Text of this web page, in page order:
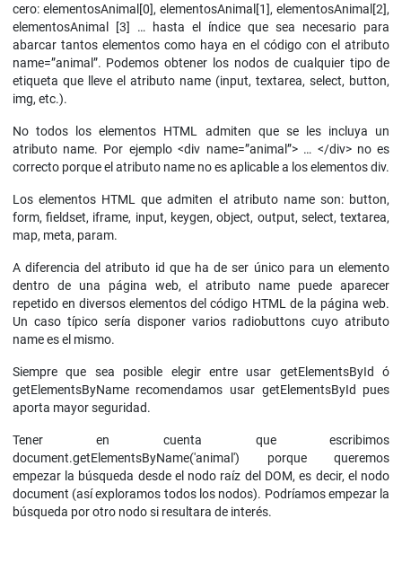
cero: elementosAnimal[0], elementosAnimal[1], elementosAnimal[2],
elementosAnimal [3] … hasta el índice que sea necesario para
abarcar tantos elementos como haya en el código con el atributo
name=”animal”. Podemos obtener los nodos de cualquier tipo de
etiqueta que lleve el atributo name (input, textarea, select, button,
img, etc.).
No todos los elementos HTML admiten que se les incluya un
atributo name. Por ejemplo <div name=”animal”> … </div> no es
correcto porque el atributo name no es aplicable a los elementos div.
Los elementos HTML que admiten el atributo name son: button,
form, fieldset, iframe, input, keygen, object, output, select, textarea,
map, meta, param.
A diferencia del atributo id que ha de ser único para un elemento
dentro de una página web, el atributo name puede aparecer
repetido en diversos elementos del código HTML de la página web.
Un caso típico sería disponer varios radiobuttons cuyo atributo
name es el mismo.
Siempre que sea posible elegir entre usar getElementsById ó
getElementsByName recomendamos usar getElementsById pues
aporta mayor seguridad.
Tener en cuenta que escribimos
document.getElementsByName('animal') porque queremos
empezar la búsqueda desde el nodo raíz del DOM, es decir, el nodo
document (así exploramos todos los nodos). Podríamos empezar la
búsqueda por otro nodo si resultara de interés.